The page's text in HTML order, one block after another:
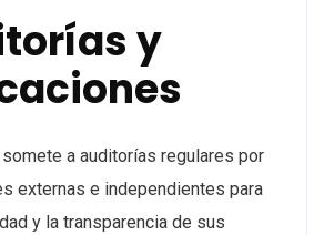
y
a auditorías regulares por
externas e independientes para
y la transparencia de sus